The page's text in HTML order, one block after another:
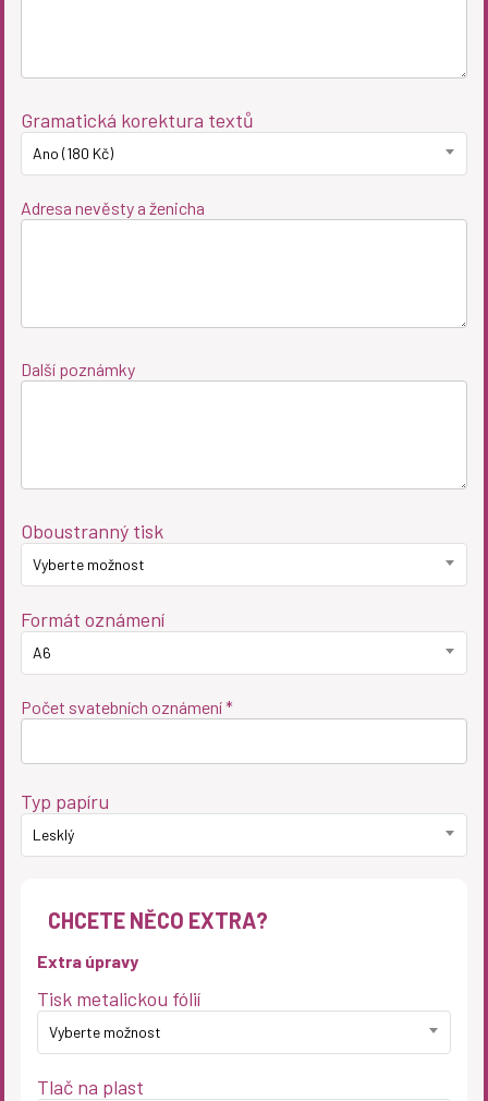
Gramatická korektura textů
Ano (180 Kč)
Adresa nevěsty a ženicha
Další poznámky
Oboustranný tisk
Vyberte možnost
Formát oznámení
A6
Počet svatebních oznámení *
Typ papíru
Lesklý
CHCETE NĚCO EXTRA?
Extra úpravy
Tisk metalickou fólií
Vyberte možnost
Tlač na plast